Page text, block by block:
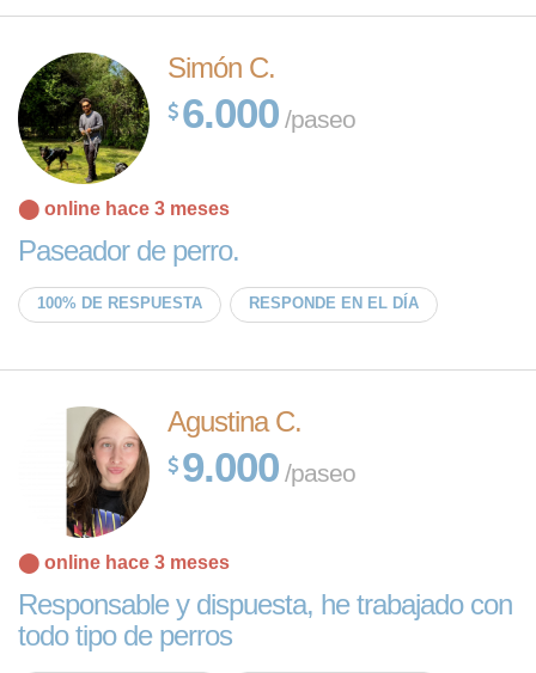
Simón C.
6.000 /paseo
⬤ online hace 3 meses
Paseador de perro.
100% DE RESPUESTA RESPONDE EN EL DÍA
Agustina C.
9.000 /paseo
⬤ online hace 3 meses
Responsable y dispuesta, he trabajado con
todo tipo de perros